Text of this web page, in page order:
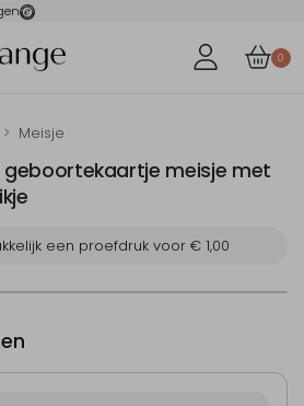
0
Meisje
meisje met
een proefdruk voor € 1,00